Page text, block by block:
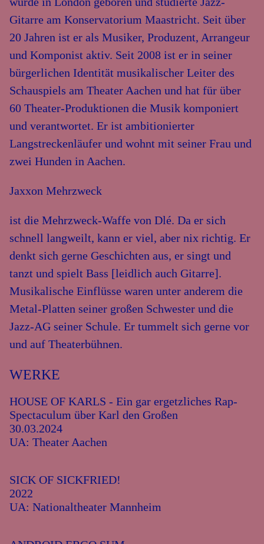
Gitarre am Konservatorium Maastricht. Seit über
20 Jahren ist er als Musiker, Produzent, Arrangeur
und Komponist aktiv. Seit 2008 ist er in seiner
bürgerlichen Identität musikalischer Leiter des
Schauspiels am Theater Aachen und hat für über
60 Theater-Produktionen die Musik komponiert
und verantwortet. Er ist ambitionierter
Langstreckenläufer und wohnt mit seiner Frau und
zwei Hunden in Aachen.
Jaxxon Mehrzweck
ist die Mehrzweck-Waffe von Dlé. Da er sich
schnell langweilt, kann er viel, aber nix richtig. Er
denkt sich gerne Geschichten aus, er singt und
tanzt und spielt Bass [leidlich auch Gitarre].
Musikalische Einflüsse waren unter anderem die
Metal-Platten seiner großen Schwester und die
Jazz-AG seiner Schule. Er tummelt sich gerne vor
und auf Theaterbühnen.
WERKE
HOUSE OF KARLS - Ein gar ergetzliches Rap-
Spectaculum über Karl den Großen
30.03.2024
UA: Theater Aachen
SICK OF SICKFRIED!
2022
UA: Nationaltheater Mannheim